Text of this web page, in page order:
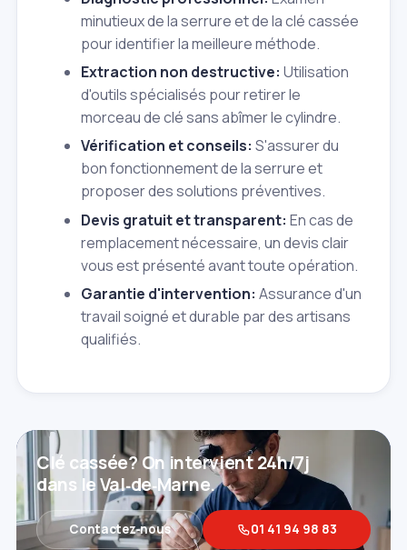
minutieux de la serrure et de la clé cassée
pour identifier la meilleure méthode.
Extraction non destructive: Utilisation
d'outils spécialisés pour retirer le
morceau de clé sans abîmer le cylindre.
Vérification et conseils: S'assurer du
bon fonctionnement de la serrure et
proposer des solutions préventives.
Devis gratuit et transparent: En cas de
remplacement nécessaire, un devis clair
vous est présenté avant toute opération.
Garantie d'intervention: Assurance d'un
travail soigné et durable par des artisans
qualifiés.
Clé cassée? On intervient 24h/7j
dans le Val‑de‑Marne.
Contactez‑nous 01 41 94 98 83